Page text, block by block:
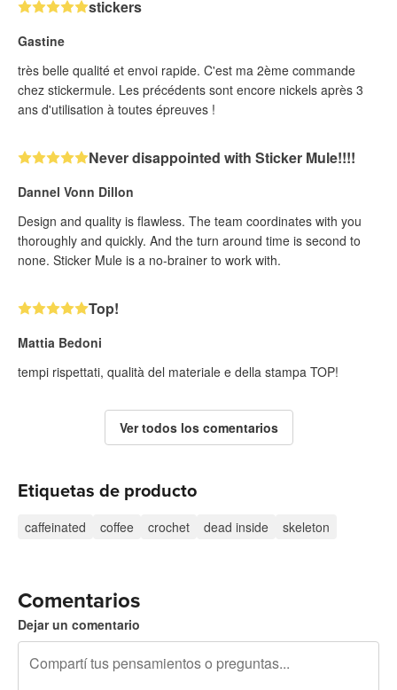
stickers
Gastine
très belle qualité et envoi rapide. C'est ma 2ème commande
chez stickermule. Les précédents sont encore nickels après 3
ans d'utilisation à toutes épreuves !
Never disappointed with Sticker Mule!!!!
Dannel Vonn Dillon
Design and quality is flawless. The team coordinates with you
thoroughly and quickly. And the turn around time is second to
none. Sticker Mule is a no-brainer to work with.
Top!
Mattia Bedoni
tempi rispettati, qualità del materiale e della stampa TOP!
Ver todos los comentarios
Etiquetas de producto
caffeinated coffee crochet dead inside skeleton
Comentarios
Dejar un comentario